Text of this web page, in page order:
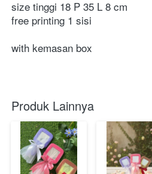
size tinggi 18 P 35 L 8 cm
free printing 1 sisi
with kemasan box
Produk Lainnya